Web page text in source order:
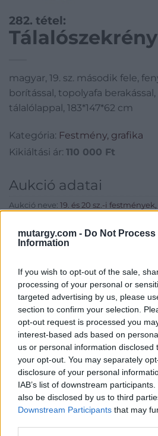
mutargy.com - Do Not Process
Information
If you wish to opt-out of the sale,
processing of your personal or
targeted advertising by us, please
section to confirm your selection.
opt-out request is processed you
interest-based ads based on
us or personal information disclosed
your opt-out. You may separately
disclosure of your personal
IAB’s list of downstream
also be disclosed by us to third
Downstream Participants that may
282. tétel:
Tálalószekrény
magyar, 19. sz. második fele,
borítással, topolyafa
tálalólappal, 183*147*62 cm
Kategória: Festmény, grafika
Kikiáltási ár: 110 000 Ft
Aukció adatai
Aukció neve: 19. és 20 sz.-i
Aukció ideje: 17:00
Tételszám: 282
Eladó adatai
Eladó:
Cím:
Kft.
1055